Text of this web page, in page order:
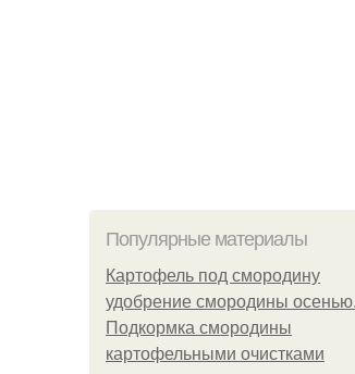
Популярные материалы
Картофель под смородину
удобрение смородины осенью.
Подкормка смородины
картофельными очистками